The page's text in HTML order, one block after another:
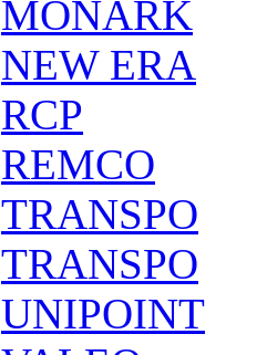
MONARK
NEW ERA
RCP
REMCO
TRANSPO
TRANSPO
UNIPOINT